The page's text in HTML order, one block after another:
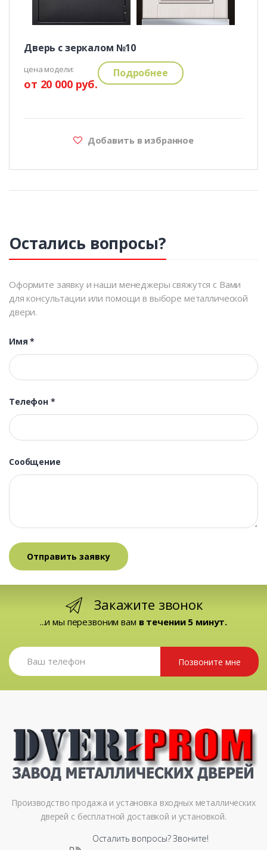
Дверь с зеркалом №10
цена модели:
от 20 000 руб.
Подробнее
Добавить в избранное
Остались вопросы?
Оформите заявку и наши менеджеры свяжутся с Вами
для консультации или помощи в выборе металлической
двери.
Имя*
Телефон *
Сообщение
Закажите звонок
...и мы перезвоним вам в течении 5 минут.
Позвоните мне
Производство продажа и установка входных металлических
дверей с бесплатной доставкой и установкой.
Осталить вопросы? Звоните!